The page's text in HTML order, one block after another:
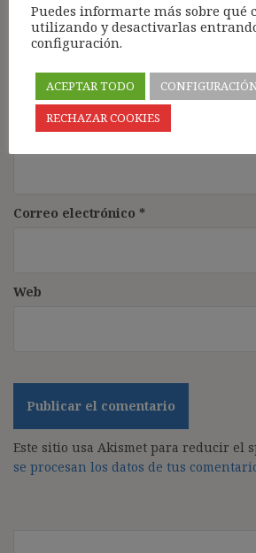
Nombre*
Correo electrónico *
Web
Este sitio usa Akismet para reducir el
se procesan los datos de tus
Puedes informarte más sobre qué
utilizando y desactivarlas
configuración.
ACEPTAR TODO
RECHAZAR COOKIES